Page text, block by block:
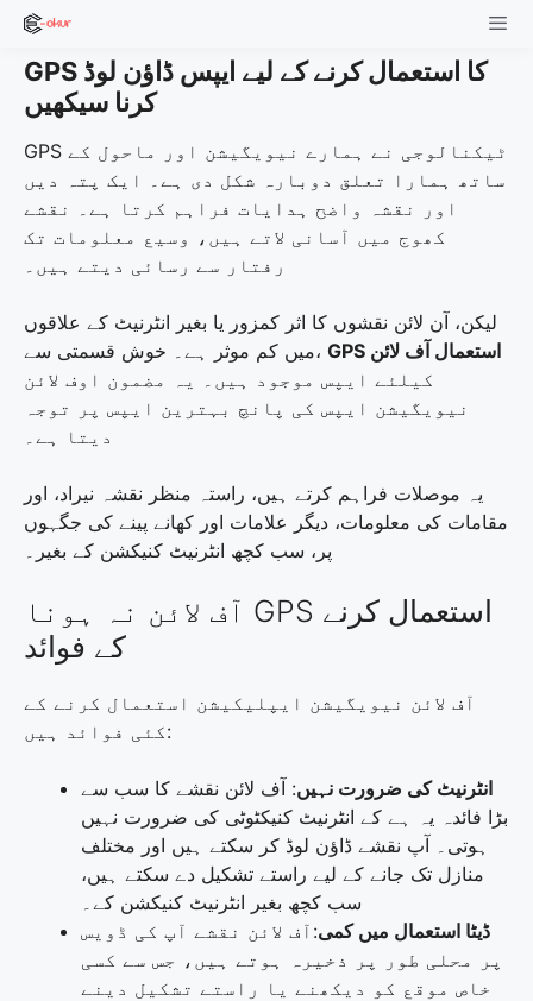
Skip
content
GPS کا استعمال کرنے کے لیے ایپس ڈاؤن لوڈ
کرنا سیکھیں
GPS ٹیکنالوجی نے ہمارے نیویگیشن اور ماحول کے
ساتھ ہمارا تعلق دوبارہ شکل دی ہے۔ ایک پتہ دیں
اور نقشہ واضح ہدایات فراہم کرتا ہے۔ نقشے
کھوج میں آسانی لاتے ہیں، وسیع معلومات تک
رفتار سے رسائی دیتے ہیں۔
لیکن، آن لائن نقشوں کا اثر کمزور یا بغیر انٹرنیٹ کے علاقوں
میں کم موثر ہے۔ خوش قسمتی سے،
GPS استعمال آف لائن
کیلئے ایپس موجود ہیں۔ یہ مضمون اوف لائن
نیویگیشن ایپس کی پانچ بہترین ایپس پر توجہ
دیتا ہے۔
یہ موصلات فراہم کرتے ہیں، راستہ منظر نقشہ نیراد، اور
مقامات کی معلومات، دیگر علامات اور کھانے پینے کی جگہوں
پر، سب کچھ انٹرنیٹ کنیکشن کے بغیر۔
آف لائن نہ ہونا GPS استعمال کرنے
کے فوائد
آف لائن نیویگیشن ایپلیکیشن استعمال کرنے کے
کئی فوائد ہیں:
انٹرنیٹ کی ضرورت نہیں: آف لائن نقشے کا سب سے
بڑا فائدہ یہ ہے کے انٹرنیٹ کنیکٹوٹی کی ضرورت نہیں
ہوتی۔ آپ نقشے ڈاؤن لوڈ کر سکتے ہیں اور مختلف
منازل تک جانے کے لیے راستے تشکیل دے سکتے ہیں،
سب کچھ بغیر انٹرنیٹ کنیکشن کے۔
ڈیٹا استعمال میں کمی:آف لائن نقشے آپ کی ڈویس
پر محلی طور پر ذخیرہ ہوتے ہیں، جس سے کسی
خاص موقع کو دیکھنے یا راستے تشکیل دینے